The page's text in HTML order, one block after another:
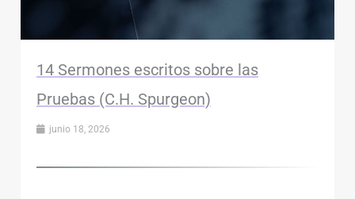
14 Sermones escritos sobre las
Pruebas (C.H. Spurgeon)
junio 18, 2026